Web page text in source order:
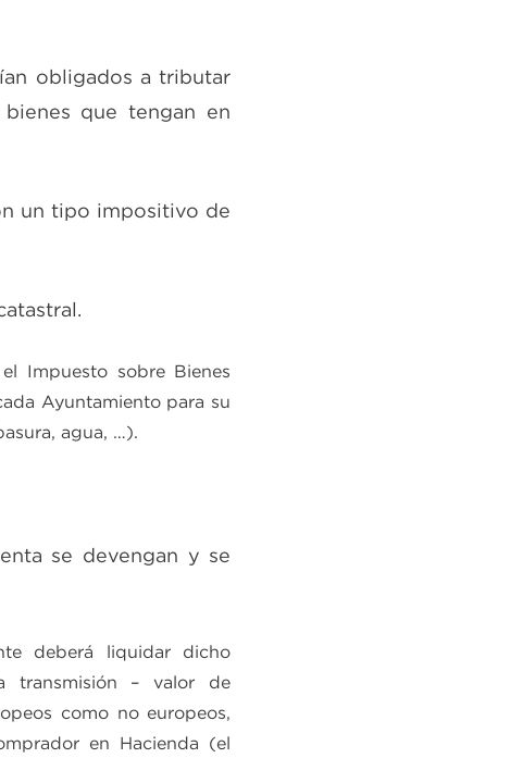
obligados a tributar
que tengan en
un tipo impositivo de
Impuesto sobre Bienes
Ayuntamiento para su
agua, …).
se devengan y se
deberá liquidar dicho
transmisión – valor de
como no europeos,
en Hacienda (el